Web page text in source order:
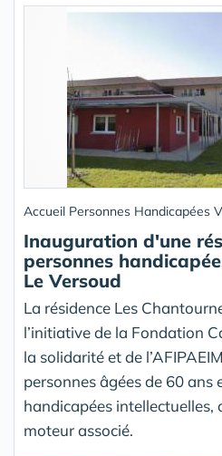
Accueil Personnes Handicapées
Inauguration d'une
personnes
Le Versoud
La résidence Les
l’initiative de la Fondation
la solidarité et de
personnes âgées de 60 ans
handicapées intellectuelles,
moteur associé.